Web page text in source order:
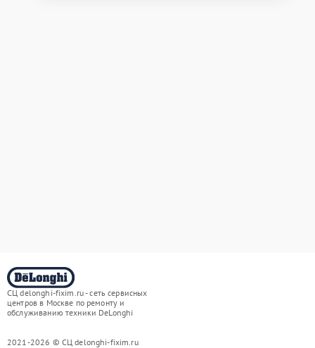
СЦ delonghi-fixim.ru - сеть сервисных
центров в Москве по ремонту и
обслуживанию техники DeLonghi
2021-2026 © СЦ delonghi-fixim.ru